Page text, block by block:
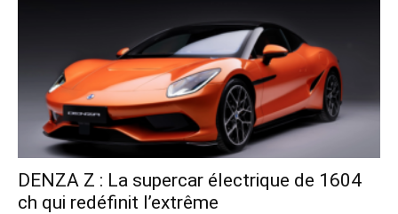
DENZA Z : La supercar électrique de 1604
ch qui redéfinit l’extrême